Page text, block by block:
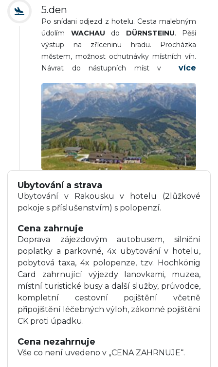
5.den
Po snídani odjezd z hotelu. Cesta malebným
údolím WACHAU do DÜRNSTEINU. Pěší
výstup na zříceninu hradu. Procházka
městem, možnost ochutnávky místních vín.
Návrat do nástupních míst v nočních
Ubytování a strava
Ubytování v Rakousku v hotelu (2lůžkové
pokoje s příslušenstvím) s polopenzí.
Cena zahrnuje
Doprava zájezdovým autobusem, silniční
poplatky a parkovné, 4x ubytování v hotelu,
pobytová taxa, 4x polopenze, tzv. Hochkönig
Card zahrnující výjezdy lanovkami, muzea,
místní turistické busy a další služby, průvodce,
kompletní cestovní pojištění včetně
připojištění léčebných výloh, zákonné pojištění
CK proti úpadku.
Cena nezahrnuje
Vše co není uvedeno v „CENA ZAHRNUJE“.